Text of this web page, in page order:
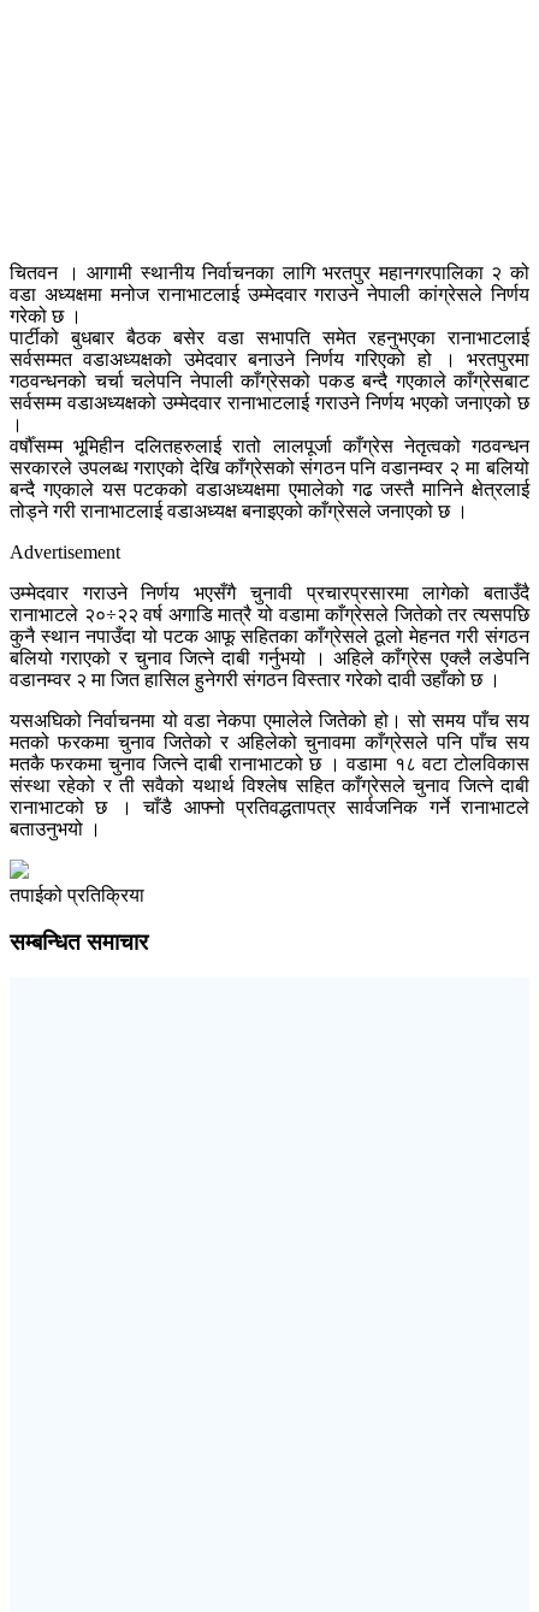
चितवन । आगामी स्थानीय निर्वाचनका लागि भरतपुर महानगरपालिका २ को
वडा अध्यक्षमा मनोज रानाभाटलाई उम्मेदवार गराउने नेपाली कांग्रेसले निर्णय
गरेको छ ।
पार्टीको बुधबार बैठक बसेर वडा सभापति समेत रहनुभएका रानाभाटलाई
सर्वसम्मत वडाअध्यक्षको उमेदवार बनाउने निर्णय गरिएको हो । भरतपुरमा
गठवन्धनको चर्चा चलेपनि नेपाली काँग्रेसको पकड बन्दै गएकाले काँग्रेसबाट
सर्वसम्म वडाअध्यक्षको उम्मेदवार रानाभाटलाई गराउने निर्णय भएको जनाएको छ
।
वर्षौँसम्म भूमिहीन दलितहरुलाई रातो लालपूर्जा काँग्रेस नेतृत्वको गठवन्धन
सरकारले उपलब्ध गराएको देखि काँग्रेसको संगठन पनि वडानम्वर २ मा बलियो
बन्दै गएकाले यस पटकको वडाअध्यक्षमा एमालेको गढ जस्तै मानिने क्षेत्रलाई
तोड्ने गरी रानाभाटलाई वडाअध्यक्ष बनाइएको काँग्रेसले जनाएको छ ।
Advertisement
उम्मेदवार गराउने निर्णय भएसँगै चुनावी प्रचारप्रसारमा लागेको बताउँदै
रानाभाटले २०÷२२ वर्ष अगाडि मात्रै यो वडामा काँग्रेसले जितेको तर त्यसपछि
कुनै स्थान नपाउँदा यो पटक आफू सहितका काँग्रेसले ठूलो मेहनत गरी संगठन
बलियो गराएको र चुनाव जित्ने दाबी गर्नुभयो । अहिले काँग्रेस एक्लै लडेपनि
वडानम्वर २ मा जित हासिल हुनेगरी संगठन विस्तार गरेको दावी उहाँको छ ।
यसअघिको निर्वाचनमा यो वडा नेकपा एमालेले जितेको हो। सो समय पाँच सय
मतको फरकमा चुनाव जितेको र अहिलेको चुनावमा काँग्रेसले पनि पाँच सय
मतकै फरकमा चुनाव जित्ने दाबी रानाभाटको छ । वडामा १८ वटा टोलविकास
संस्था रहेको र ती सवैको यथार्थ विश्लेष सहित काँग्रेसले चुनाव जित्ने दाबी
रानाभाटको छ । चाँडै आफ्नो प्रतिवद्धतापत्र सार्वजनिक गर्ने रानाभाटले
बताउनुभयो ।
तपाईको प्रतिक्रिया
सम्बन्धित समाचार